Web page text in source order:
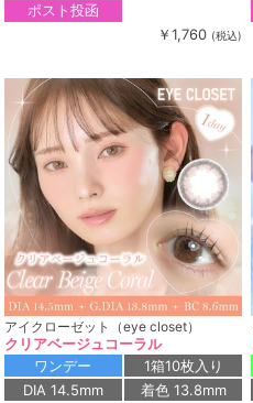
ポスト投函
￥1,760 (税込)
アイクローゼット（eye closet）
クリアベージュコーラル
ワンデー
1箱10枚入り
DIA 14.5mm
着色 13.8mm